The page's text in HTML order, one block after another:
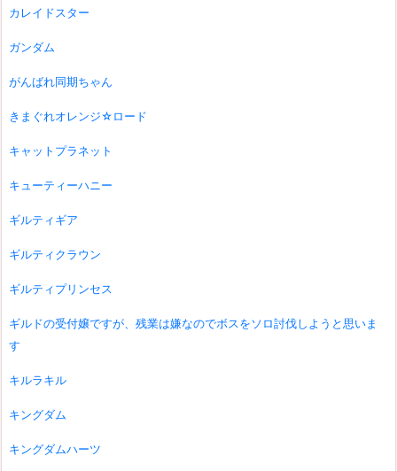
カレイドスター
ガンダム
がんばれ同期ちゃん
きまぐれオレンジ☆ロード
キャットプラネット
キューティーハニー
ギルティギア
ギルティクラウン
ギルティプリンセス
ギルドの受付嬢ですが、残業は嫌なのでボスをソロ討伐しようと思いま
す
キルラキル
キングダム
キングダムハーツ